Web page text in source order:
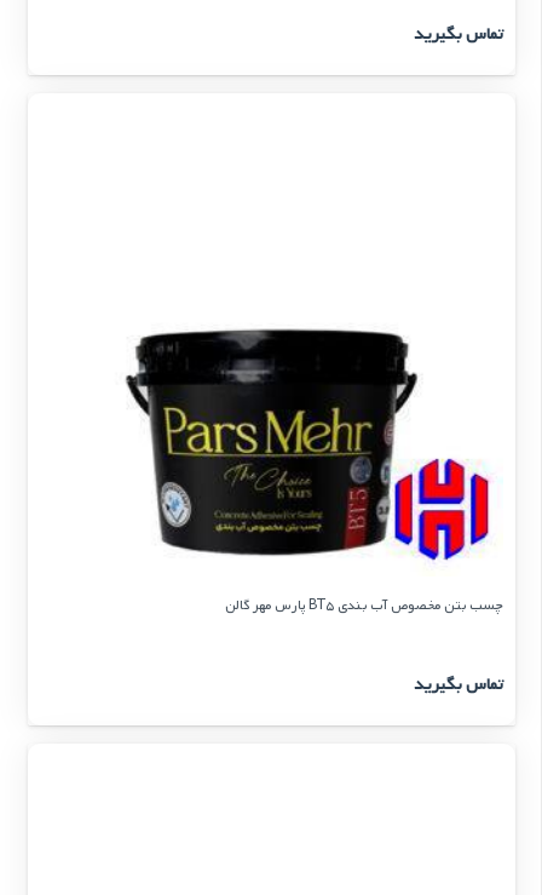
تماس بگیرید
چسب بتن مخصوص آب بندی BT5 پارس مهر گالن
تماس بگیرید